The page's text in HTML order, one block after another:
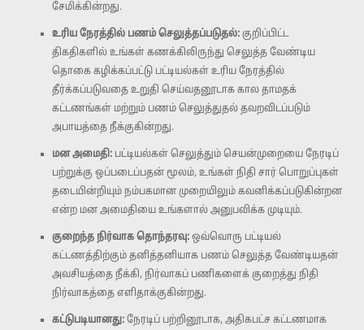
சேமிக்கின்றது.
உரிய நேரத்தில் பணம் செலுத்தப்படுதல்:குறிப்பிட்ட
திகதிகளில் உங்கள் கணக்கிலிருந்து செலுத்த வேண்டிய
தொகை கழிக்கப்பட்டு பட்டியல்கள் உரிய நேரத்தில்
தீர்க்கப்படுவதை உறுதி செய்வதனூடாக கால தாமதக்
கட்டணங்கள் மற்றும் பணம் செலுத்துதல் தவறவிடப்படும்
அபாயத்தை நீக்குகின்றது.
மன அமைதி: பட்டியல்கள் செலுத்தும் செயன்முறையை நேரடிப்
பற்றுக்கு ஒப்படைப்பதன் மூலம், உங்கள் நிதி சார் பொறுப்புகள்
தடையின்றியும் நம்பகமான முறையிலும் கவனிக்கப்படுகின்றன
என்ற மன அமைதியை உங்களால் அனுபவிக்க முடியும்.
குறைந்த நிர்வாக தொந்தரவு:ஒவ்வொரு பட்டியல்
கட்டணத்திற்கும் தனித்தனியாக பணம் செலுத்த வேண்டியதன்
அவசியத்தை நீக்கி, நிர்வாகப் பணிகளைக் குறைத்து நிதி
நிர்வாகத்தை எளிதாக்குகின்றது.
கட்டுபடியானது:நேரடிப் பற்றினூடாக, அதிகபட்ச கட்டணமாக